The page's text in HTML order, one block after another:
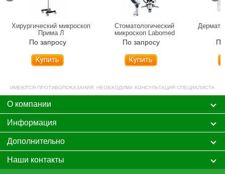
Хирургический микроскоп
Прима Л
По запросу
Купить
Стоматологический
микроскоп Labomed
MAGNA
По запросу
Купить
ИМЕЮТСЯ ПРОТИВОПОКАЗАНИЯ. НЕОБХОДИМА КОНСУЛЬТАЦИЯ СПЕЦИАЛИСТА
О компании
Информация
Дополнительно
Наши контакты